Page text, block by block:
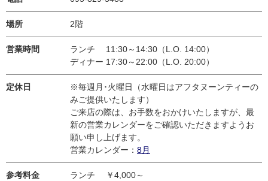
場所 2階
営業時間
ランチ 11:30～14:30（L.O. 14:00）
ディナー 17:30～22:00（L.O. 20:00）
定休日
※毎週月･火曜日（水曜日はアフタヌーンティーの
みご提供いたします）
ご来店の際は、お手数をおかけいたしますが、最
新の営業カレンダーをご確認いただきますようお
願い申し上げます。
営業カレンダー： 8月
参考料金 ランチ ￥4,000～